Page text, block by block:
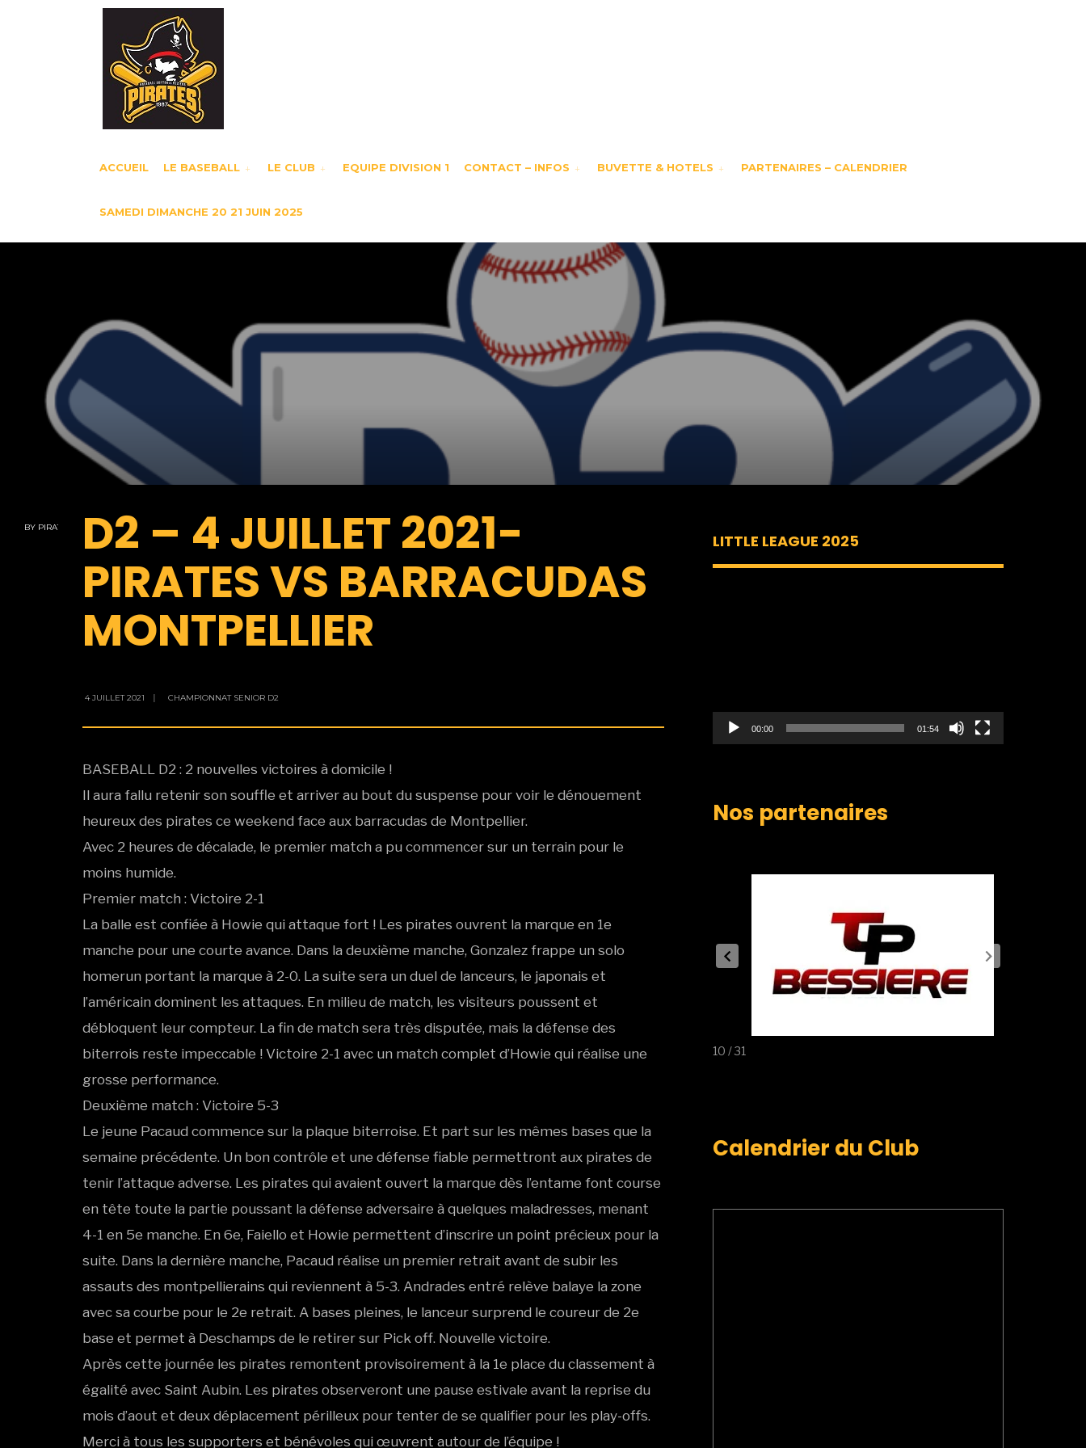
ACCUEIL LE BASEBALL LE CLUB EQUIPE DIVISION 1 CONTACT – INFOS BUVETTE & HOTELS PARTENAIRES – CALENDRIER
SAMEDI DIMANCHE 20 21 JUIN 2025
BY PIRATES D2 – 4 JUILLET 2021-
PIRATES VS BARRACUDAS
MONTPELLIER
4 JUILLET 2021 | CHAMPIONNAT SENIOR D2
BASEBALL D2 : 2 nouvelles victoires à domicile !
Il aura fallu retenir son souffle et arriver au bout du suspense pour voir le dénouement
heureux des pirates ce weekend face aux barracudas de Montpellier.
Avec 2 heures de décalade, le premier match a pu commencer sur un terrain pour le
moins humide.
Premier match : Victoire 2-1
La balle est confiée à Howie qui attaque fort ! Les pirates ouvrent la marque en 1e
manche pour une courte avance. Dans la deuxième manche, Gonzalez frappe un solo
homerun portant la marque à 2-0. La suite sera un duel de lanceurs, le japonais et
l’américain dominent les attaques. En milieu de match, les visiteurs poussent et
débloquent leur compteur. La fin de match sera très disputée, mais la défense des
biterrois reste impeccable ! Victoire 2-1 avec un match complet d’Howie qui réalise une
grosse performance.
Deuxième match : Victoire 5-3
Le jeune Pacaud commence sur la plaque biterroise. Et part sur les mêmes bases que la
semaine précédente. Un bon contrôle et une défense fiable permettront aux pirates de
tenir l’attaque adverse. Les pirates qui avaient ouvert la marque dès l’entame font course
en tête toute la partie poussant la défense adversaire à quelques maladresses, menant
4-1 en 5e manche. En 6e, Faiello et Howie permettent d’inscrire un point précieux pour la
suite. Dans la dernière manche, Pacaud réalise un premier retrait avant de subir les
assauts des montpellierains qui reviennent à 5-3. Andrades entré relève balaye la zone
avec sa courbe pour le 2e retrait. A bases pleines, le lanceur surprend le coureur de 2e
base et permet à Deschamps de le retirer sur Pick off. Nouvelle victoire.
Après cette journée les pirates remontent provisoirement à la 1e place du classement à
égalité avec Saint Aubin. Les pirates observeront une pause estivale avant la reprise du
mois d’aout et deux déplacement périlleux pour tenter de se qualifier pour les play-offs.
Merci à tous les supporters et bénévoles qui œuvrent autour de l’équipe !
LITTLE LEAGUE 2025
00:00 01:54
Nos partenaires
10 / 31
Calendrier du Club